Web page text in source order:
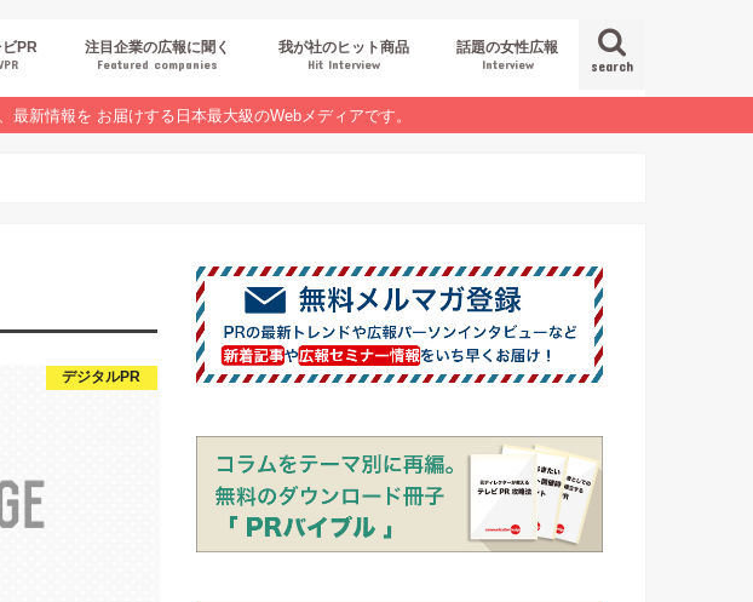
search
PR 注目企業の広報に聞く
Featured companies
我が社のヒット商品
Hit Interview
話題の女性広報
Interview
新情報を お届けする日本最大級のWebメディアです。
デジタルPR